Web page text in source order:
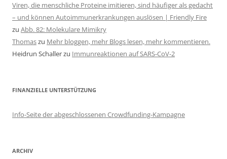
Viren, die menschliche Proteine imitieren, sind häufiger als gedacht
– und können Autoimmunerkrankungen auslösen | Friendly Fire
zu Abb. 82: Molekulare Mimikry
Thomaszu Mehr bloggen, mehr Blogs lesen, mehr kommentieren.
Heidrun Schallerzu Immunreaktionen auf SARS-CoV-2
FINANZIELLE UNTERSTÜTZUNG
Info-Seite der abgeschlossenen Crowdfunding-Kampagne
ARCHIV